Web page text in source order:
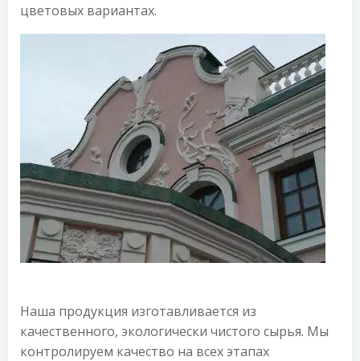
цветовых вариантах.
Наша продукция изготавливается из
качественного, экологически чистого сырья. Мы
контролируем качество на всех этапах